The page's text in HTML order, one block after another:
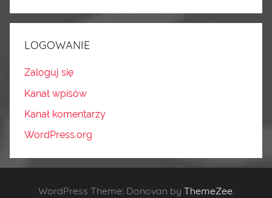
LOGOWANIE
Zaloguj się
Kanał wpisów
Kanał komentarzy
WordPress.org
WordPress Theme: Donovan by ThemeZee.